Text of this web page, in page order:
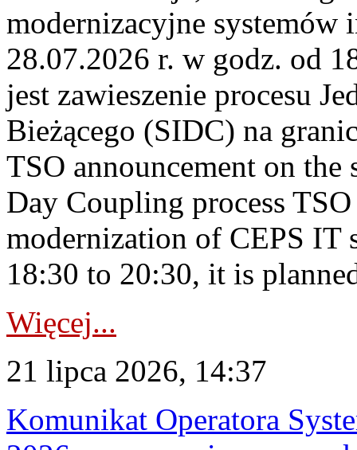
modernizacyjne
28.07.2026 r. w godz. od
jest zawieszenie procesu
Bieżącego (SIDC) na
TSO announcement on
Day Coupling process
modernization of CEPS IT
18:30 to 20:30, it is
Więcej...
21 lipca 2026, 14:37
Komunikat Operatora